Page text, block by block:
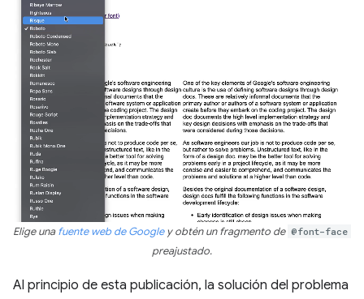
Elige unafuente web de Googley obtén un fragmento de @font-face
preajustado.
Al principio de esta publicación, la solución del problema